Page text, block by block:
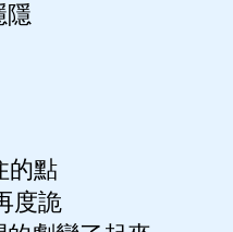
隱
的點
度詭